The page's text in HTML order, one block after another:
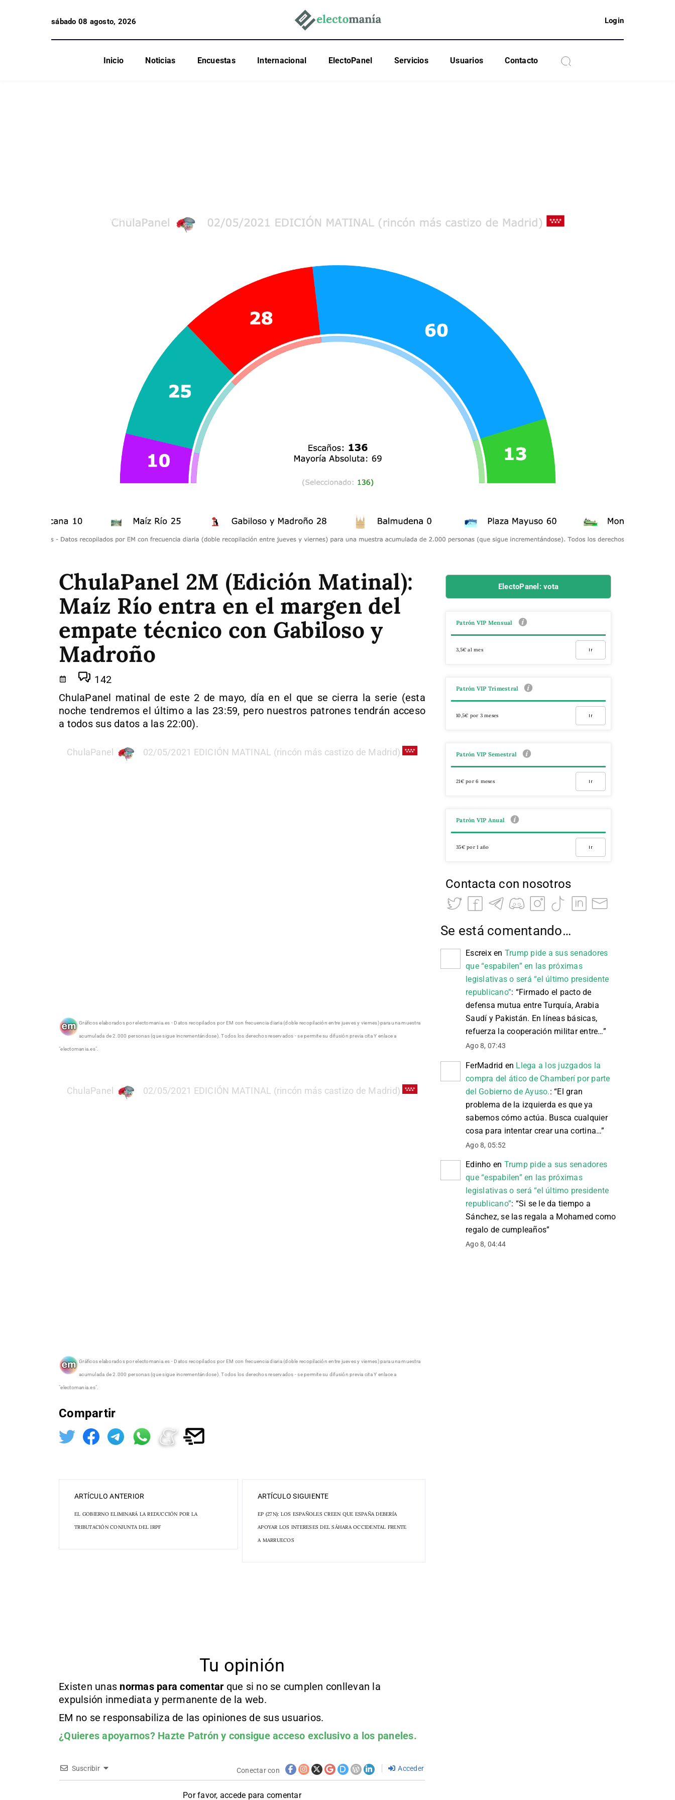
sábado 08 agosto, 2026 Login
Inicio Noticias Encuestas Internacional ElectoPanel Servicios Usuarios Contacto
ChulaPanel 2M (Edición Matinal):
Maíz Río entra en el margen del
empate técnico con Gabiloso y
Madroño
142
ChulaPanel matinal de este 2 de mayo, día en el que se cierra la serie (esta
noche tendremos el último a las 23:59, pero nuestros patrones tendrán acceso
a todos sus datos a las 22:00).
ChulaPanel 02/05/2021 EDICIÓN MATINAL (rincón más castizo de Madrid)
Gráficos elaborados por electomania.es - Datos recopilados por EM con frecuencia diaria (doble recopilación entre jueves y viernes) para una muestra
acumulada de 2.000 personas (que sigue incrementándose). Todos los derechos reservados - se permite su difusión previa cita Y enlace a
"electomania.es".
ChulaPanel 02/05/2021 EDICIÓN MATINAL (rincón más castizo de Madrid)
Gráficos elaborados por electomania.es - Datos recopilados por EM con frecuencia diaria (doble recopilación entre jueves y viernes) para una muestra
acumulada de 2.000 personas (que sigue incrementándose). Todos los derechos reservados - se permite su difusión previa cita Y enlace a
"electomania.es".
Compartir
ARTÍCULO ANTERIOR
EL GOBIERNO ELIMINARÁ LA REDUCCIÓN POR LA
TRIBUTACIÓN CONJUNTA DEL IRPF
ARTÍCULO SIGUIENTE
EP (27N): LOS ESPAÑOLES CREEN QUE ESPAÑA DEBERÍA
APOYAR LOS INTERESES DEL SÁHARA OCCIDENTAL FRENTE
A MARRUECOS
Tu opinión
Existen unas normas para comentar que si no se cumplen conllevan la
expulsión inmediata y permanente de la web.
EM no se responsabiliza de las opiniones de sus usuarios.
¿Quieres apoyarnos? Hazte Patrón y consigue acceso exclusivo a los paneles.
Suscribir Conectar con Acceder
Por favor, accede para comentar
ElectoPanel: vota
Patrón VIP Mensual
3,5€ al mes Ir
Patrón VIP Trimestral
10,5€ por 3 meses Ir
Patrón VIP Semestral
21€ por 6 meses Ir
Patrón VIP Anual
35€ por 1 año Ir
Contacta con nosotros
Se está comentando…
Escreixen Trump pide a sus senadores
que “espabilen” en las próximas
legislativas o será “el último presidente
republicano”: “Firmado el pacto de
defensa mutua entre Turquía, Arabia
Saudí y Pakistán. En líneas básicas,
refuerza la cooperación militar entre…”
Ago 8, 07:43
FerMadrid en Llega a los juzgados la
compra del ático de Chamberí por parte
del Gobierno de Ayuso.: “El gran
problema de la izquierda es que ya
sabemos cómo actúa. Busca cualquier
cosa para intentar crear una cortina…”
Ago 8, 05:52
Edinho en Trump pide a sus senadores
que “espabilen” en las próximas
legislativas o será “el último presidente
republicano”: “Si se le da tiempo a
Sánchez, se las regala a Mohamed como
regalo de cumpleaños”
Ago 8, 04:44